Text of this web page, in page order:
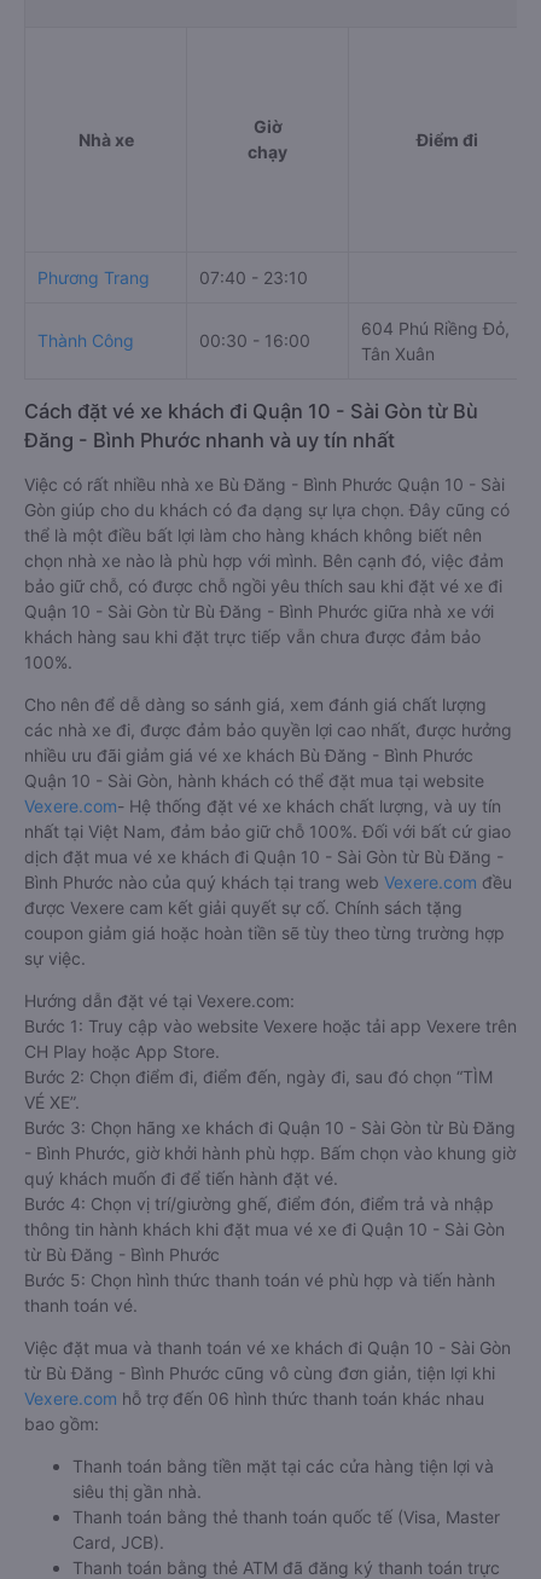
Nhà xe
Giờ
chạy
Điểm đi
Phương Trang 07:40 - 23:10
Thành Công 00:30 - 16:00
604 Phú Riềng Đỏ,
Tân Xuân
Cách đặt vé xe khách đi Quận 10 - Sài Gòn từ Bù
Đăng - Bình Phước nhanh và uy tín nhất
Việc có rất nhiều nhà xe Bù Đăng - Bình Phước Quận 10 - Sài
Gòn giúp cho du khách có đa dạng sự lựa chọn. Đây cũng có
thể là một điều bất lợi làm cho hàng khách không biết nên
chọn nhà xe nào là phù hợp với mình. Bên cạnh đó, việc đảm
bảo giữ chỗ, có được chỗ ngồi yêu thích sau khi đặt vé xe đi
Quận 10 - Sài Gòn từ Bù Đăng - Bình Phước giữa nhà xe với
khách hàng sau khi đặt trực tiếp vẫn chưa được đảm bảo
100%.
Cho nên để dễ dàng so sánh giá, xem đánh giá chất lượng
các nhà xe đi, được đảm bảo quyền lợi cao nhất, được hưởng
nhiều ưu đãi giảm giá vé xe khách Bù Đăng - Bình Phước
Quận 10 - Sài Gòn, hành khách có thể đặt mua tại website
Vexere.com- Hệ thống đặt vé xe khách chất lượng, và uy tín
nhất tại Việt Nam, đảm bảo giữ chỗ 100%. Đối với bất cứ giao
dịch đặt mua vé xe khách đi Quận 10 - Sài Gòn từ Bù Đăng -
Bình Phước nào của quý khách tại trang web Vexere.com đều
được Vexere cam kết giải quyết sự cố. Chính sách tặng
coupon giảm giá hoặc hoàn tiền sẽ tùy theo từng trường hợp
sự việc.
Hướng dẫn đặt vé tại Vexere.com:
Bước 1: Truy cập vào website Vexere hoặc tải app Vexere trên
CH Play hoặc App Store.
Bước 2: Chọn điểm đi, điểm đến, ngày đi, sau đó chọn “TÌM
VÉ XE”.
Bước 3: Chọn hãng xe khách đi Quận 10 - Sài Gòn từ Bù Đăng
- Bình Phước, giờ khởi hành phù hợp. Bấm chọn vào khung giờ
quý khách muốn đi để tiến hành đặt vé.
Bước 4: Chọn vị trí/giường ghế, điểm đón, điểm trả và nhập
thông tin hành khách khi đặt mua vé xe đi Quận 10 - Sài Gòn
từ Bù Đăng - Bình Phước
Bước 5: Chọn hình thức thanh toán vé phù hợp và tiến hành
thanh toán vé.
Việc đặt mua và thanh toán vé xe khách đi Quận 10 - Sài Gòn
từ Bù Đăng - Bình Phước cũng vô cùng đơn giản, tiện lợi khi
Vexere.com hỗ trợ đến 06 hình thức thanh toán khác nhau
bao gồm:
Thanh toán bằng tiền mặt tại các cửa hàng tiện lợi và
siêu thị gần nhà.
Thanh toán bằng thẻ thanh toán quốc tế (Visa, Master
Card, JCB).
Thanh toán bằng thẻ ATM đã đăng ký thanh toán trực